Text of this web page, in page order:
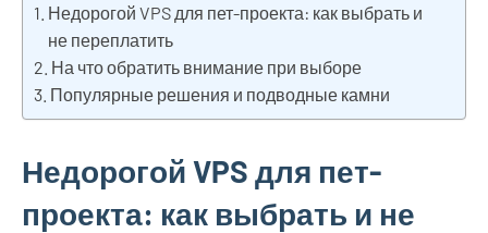
Недорогой VPS для пет-проекта: как выбрать и
не переплатить
На что обратить внимание при выборе
Популярные решения и подводные камни
Недорогой VPS для пет-
проекта: как выбрать и не